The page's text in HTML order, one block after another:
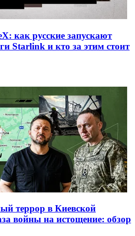
как русские запускают
Starlink и кто за этим стоит
террор в Киевской
войны на истощение: обзор